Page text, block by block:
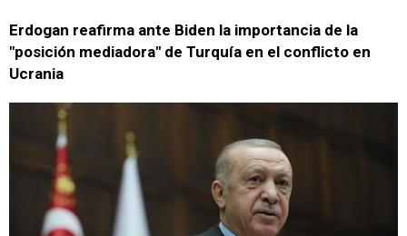
Erdogan reafirma ante Biden la importancia de la
"posición mediadora" de Turquía en el conflicto en
Ucrania